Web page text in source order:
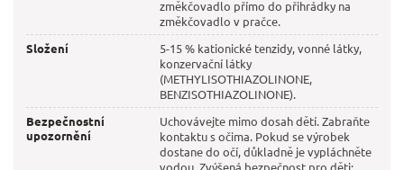
změkčovadlo přímo do přihrádky na
změkčovadlo v pračce.
Složení
5-15 % kationické tenzidy, vonné látky,
konzervační látky
(METHYLISOTHIAZOLINONE,
BENZISOTHIAZOLINONE).
Bezpečnostní
upozornění
Uchovávejte mimo dosah dětí. Zabraňte
kontaktu s očima. Pokud se výrobek
dostane do očí, důkladně je vypláchněte